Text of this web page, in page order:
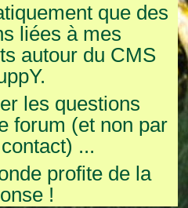
que des
liées à mes
autour du CMS
les questions
forum (et non par
...
profite de la
!